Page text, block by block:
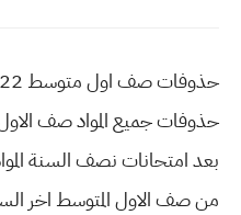
بعد امتحانات نصف السنة
من صف الاول المتوسط اخر